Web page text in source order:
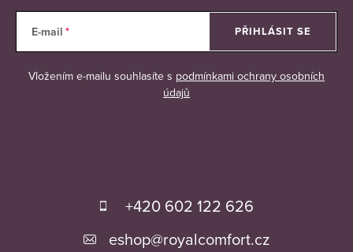
E-mail
Vložením e-mailu souhlasíte s podmínkami ochrany osobních
údajů
PŘIHLÁSIT SE
+420 602 122 626
eshop@royalcomfort.cz